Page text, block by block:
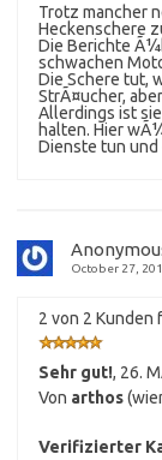
Trotz mancher
Heckenschere
Die Berichte
schwachen
Die Schere tut,
StrÃ¤ucher,
Allerdings ist
halten. Hier
Dienste tun und
October 27,
2 von 2
Sehr gut!, 26.
Von arthos
Verifizierter